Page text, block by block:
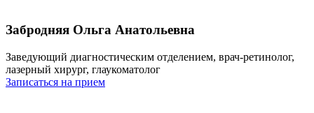
Забродняя Ольга Анатольевна
Заведующий диагностическим отделением, врач-ретинолог,
лазерный хирург, глаукоматолог
Записаться на прием